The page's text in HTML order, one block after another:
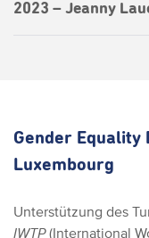
2023 – Jeanny
Gender Equality
Luxembourg
Unterstützung des
IWTP(International